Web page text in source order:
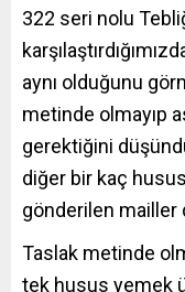
322 seri nolu
aynı olduğunu
metinde olmayıp
gerektiğini
diğer bir kaç
gönderilen mailler
Taslak metinde
tek husus yemek